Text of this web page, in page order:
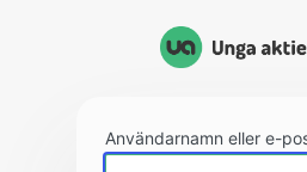
Användarnamn eller e-